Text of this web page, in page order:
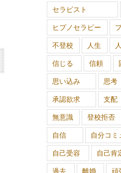
セラピスト
ヒプノセラピー
不登校
人生
信じる
信頼
思い込み
思考
承認欲求
支配
無意識
登校拒否
自信
自分コ
自己受容
自己肯
過去
離婚 頑